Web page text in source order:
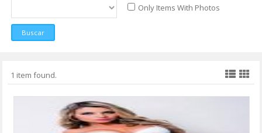
Only Items With Photos
Buscar
1 item found.